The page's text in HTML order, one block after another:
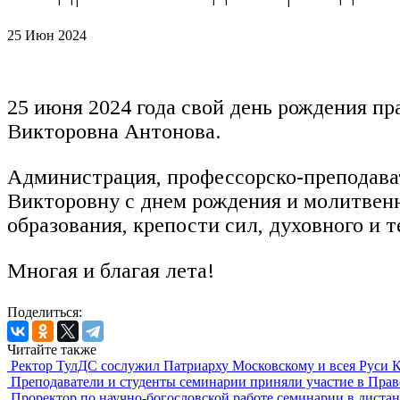
25 Июн 2024
25 июня 2024 года свой день рождения
Викторовна Антонова.
Администрация, профессорско-
Викторовну с днем рождения и
образования, крепости сил, духовного и
Многая и благая лета!
Поделиться:
Читайте также
Ректор ТулДС сослужил Патриарху Московскому и всея Руси
Преподаватели и студенты семинарии приняли участие в